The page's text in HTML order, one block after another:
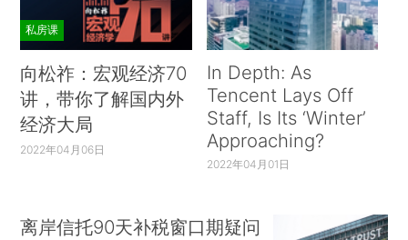
私房课
向松祚：宏观经济70
讲，带你了解国内外
经济大局
2022年04月06日
In Depth: As
Tencent Lays Off
Staff, Is Its ‘Winter’
Approaching?
2022年04月01日
离岸信托90天补税窗口期疑问